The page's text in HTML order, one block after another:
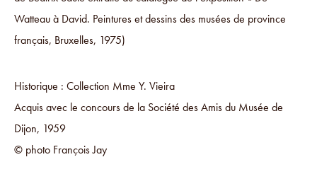
Watteau à David. Peintures et dessins des musées de province
français, Bruxelles, 1975)
Historique : Collection Mme Y. Vieira
Acquis avec le concours de la Société des Amis du Musée de
Dijon, 1959
© photo François Jay